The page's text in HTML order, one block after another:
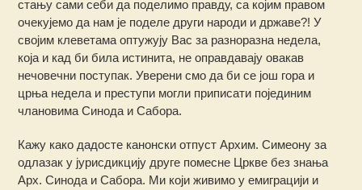
стању сами себи да поделимо правду, са којим правом
очекујемо да нам је поделе други народи и државе?! У
својим клеветама оптужују Вас за разноразна недела,
која и кад би била истинита, не оправдавају овакав
нечовечни поступак. Уверени смо да би се још гора и
црња недела и преступи могли приписати појединим
члановима Синода и Сабора.
Кажу како дадосте канонски отпуст Архим. Симеону за
одлазак у јурисдикцију друге помесне Цркве без знања
Арх. Синода и Сабора. Ми који живимо у емиграцији и